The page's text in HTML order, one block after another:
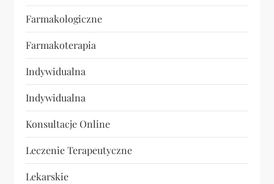
Farmakologiczne
Farmakoterapia
Indywidualna
Indywidualna
Konsultacje Online
Leczenie Terapeutyczne
Lekarskie